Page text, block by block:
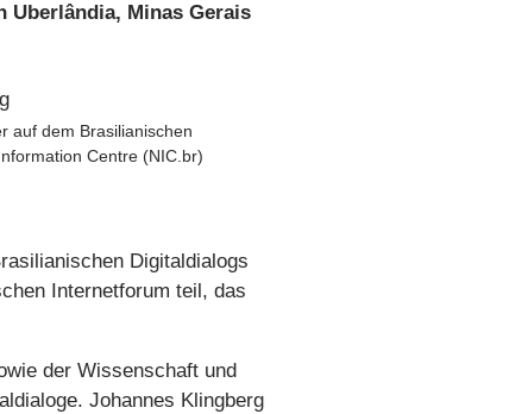
Uberlândia, Minas Gerais
auf dem Brasilianischen
Centre (NIC.br)
Digitaldialogs
Internetforum teil, das
der Wissenschaft und
Johannes Klingberg